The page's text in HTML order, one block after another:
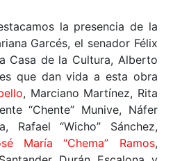
la presencia de la
Garcés, el senador Félix
Casa de la Cultura, Alberto
que dan vida a esta obra
, Marciano Martínez, Rita
“Chente” Munive, Náfer
Rafael “Wicho” Sánchez,
María “Chema” Ramos,